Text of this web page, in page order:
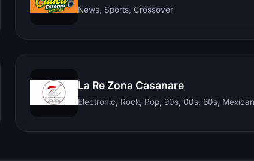
News, Sports, Crossover
La Re Zona Casanare